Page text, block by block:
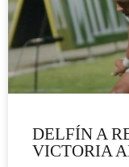
DELFÍN A
VICTORIA